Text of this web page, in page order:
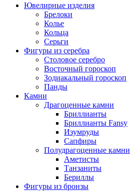
Ювелирные изделия
Брелоки
Колье
Кольца
Серьги
Фигуры из серебра
Столовое серебро
Восточный гороскоп
Зодиакальный гороскоп
Панды
Камни
Драгоценные камни
Бриллианты
Бриллианты Fansy
Изумруды
Сапфиры
Полудрагоценные камни
Аметисты
Танзаниты
Бериллы
Фигуры из бронзы